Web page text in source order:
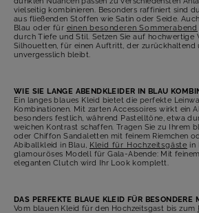
vielseitig kombinieren. Besonders raffiniert sind
aus fließenden Stoffen wie Satin oder Seide.
Blau oder für einen besonderen Sommerabend
durch Tiefe und Stil. Setzen Sie auf hochwertige
Silhouetten, für einen Auftritt, der zurückhaltend
unvergesslich bleibt.
WIE SIE LANGE ABENDKLEIDER IN BLAU
Ein langes blaues Kleid bietet die perfekte
Kombinationen. Mit zarten Accessoires wirkt ein
besonders festlich, während Pastelltöne, etwa
weichen Kontrast schaffen. Tragen Sie zu Ihrem
oder Chiffon Sandaletten mit feinem Riemchen
Abiballkleid in Blau, Kleid für Hochzeitsgäste in
glamouröses Modell für Gala-Abende: Mit
eleganten Clutch wird Ihr Look komplett.
DAS PERFEKTE BLAUE KLEID FÜR BESONDERE
Vom blauen Kleid für den Hochzeitsgast bis zum